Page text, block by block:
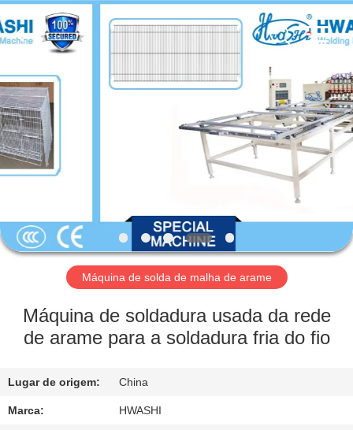
CASA
PRODUTOS
SOBRE
EXCURSÃO
FÁBRICA
DA
QUALIDADE
2026
GUANGDONG
HWASHI
TECHNOLOGY
INC..
Máquina de solda de malha de arame
Máquina de soldadura usada da rede
de arame para a soldadura fria do fio
Lugar de origem: China
Marca: HWASHI